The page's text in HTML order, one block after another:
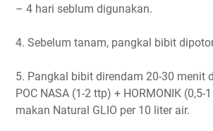
– 4 hari seblum digunakan.
4. Sebelum tanam, pangkal bibit
5. Pangkal bibit direndam 20-30 menit
POC NASA (1-2 ttp) + HORMONIK (0,5-
makan Natural GLIO per 10 liter air.